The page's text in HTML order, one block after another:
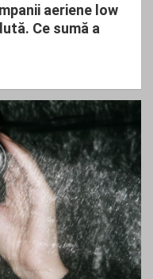
aeriene low
Ce sumă a